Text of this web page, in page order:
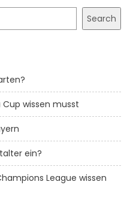
Search
Cup wissen musst
ein?
League wissen